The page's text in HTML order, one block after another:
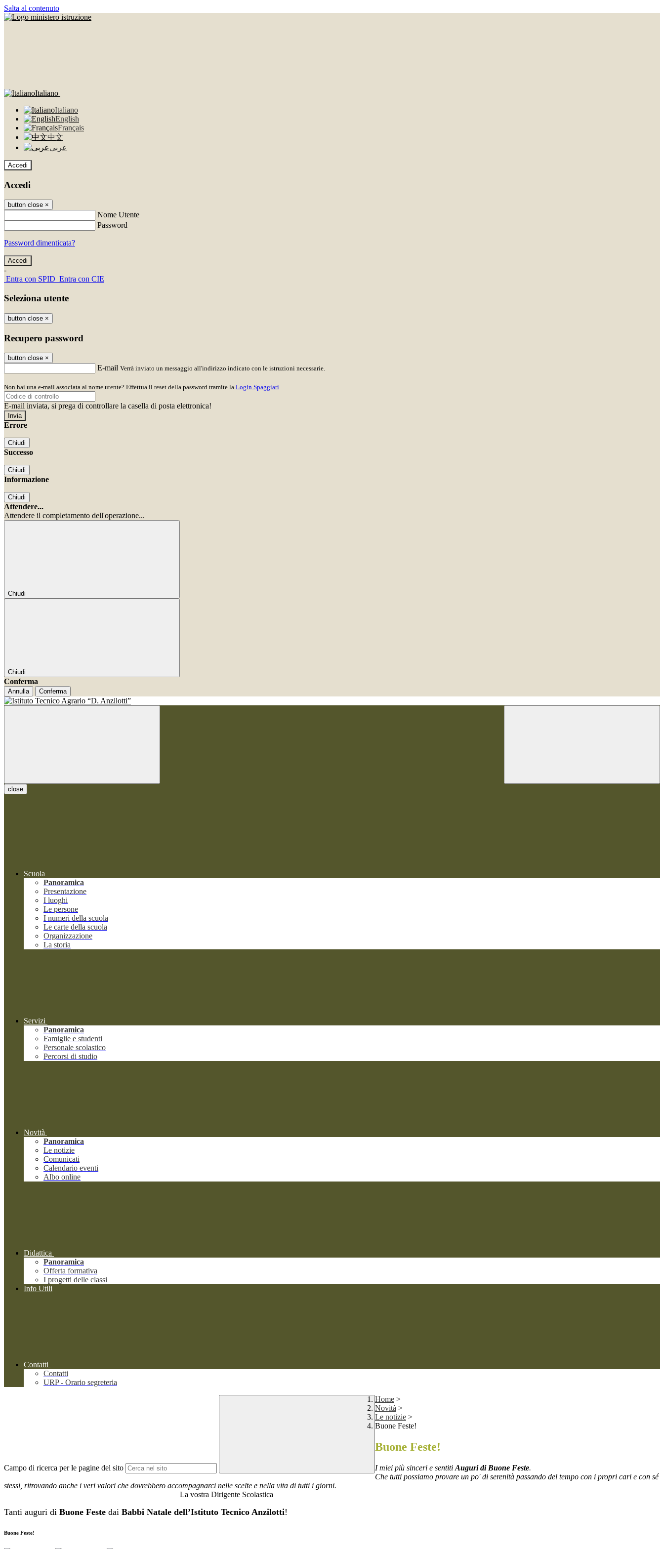
Salta al contenuto
Italiano
Italiano
English
Français
中文
عربى
Accedi
Accedi
button close ×
Nome Utente
Password
Password dimenticata?
-
Entra con SPID Entra con CIE
Seleziona utente
button close ×
Recupero password
button close ×
E-mail Verrà inviato un messaggio all'indirizzo indicato con le istruzioni necessarie.
Non hai una e-mail associata al nome utente? Effettua il reset della password tramite la Login Spaggiari
E-mail inviata, si prega di controllare la casella di posta elettronica!
Errore
Chiudi
Successo
Chiudi
Informazione
Chiudi
Attendere...
Attendere il completamento dell'operazione...
Chiudi
Chiudi
Conferma
Annulla Conferma
close
Scuola
Panoramica
Presentazione
I luoghi
Le persone
I numeri della scuola
Le carte della scuola
Organizzazione
La storia
Servizi
Panoramica
Famiglie e studenti
Personale scolastico
Percorsi di studio
Novità
Panoramica
Le notizie
Comunicati
Calendario eventi
Albo online
Didattica
Panoramica
Offerta formativa
I progetti delle classi
Info Utili
Contatti
Contatti
URP - Orario segreteria
Campo di ricerca per le pagine del sito
Home >
Novità >
Le notizie >
Buone Feste!
Buone Feste!
I miei più sinceri e sentiti Auguri di Buone Feste.
Che tutti possiamo provare un po' di serenità passando del tempo con i propri cari e con sé
stessi, ritrovando anche i veri valori che dovrebbero accompagnarci nelle scelte e nella vita di tutti i giorni.
La vostra Dirigente Scolastica
Tanti auguri di Buone Feste dai Babbi Natale dell’Istituto Tecnico Anzilotti!
Buone Feste!